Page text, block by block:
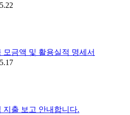
모금액 및 활용실적 명세서
지출 보고 안내합니다.